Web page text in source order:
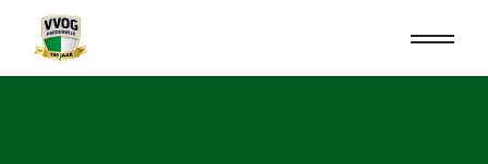
content